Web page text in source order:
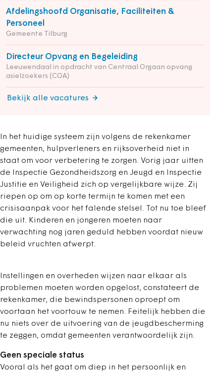
Afdelingshoofd Organisatie, Faciliteiten &
Personeel
Gemeente Tilburg
Directeur Opvang en Begeleiding
Leeuwendaal in opdracht van Centraal Orgaan opvang
asielzoekers (COA)
Bekijk alle vacatures
In het huidige systeem zijn volgens de rekenkamer
gemeenten, hulpverleners en rijksoverheid niet in
staat om voor verbetering te zorgen. Vorig jaar uitten
de Inspectie Gezondheidszorg en Jeugd en Inspectie
Justitie en Veiligheid zich op vergelijkbare wijze. Zij
riepen op om op korte termijn te komen met een
crisisaanpak voor het falende stelsel. Tot nu toe bleef
die uit. Kinderen en jongeren moeten naar
verwachting nog jaren geduld hebben voordat nieuw
beleid vruchten afwerpt.
Instellingen en overheden wijzen naar elkaar als
problemen moeten worden opgelost, constateert de
rekenkamer, die bewindspersonen oproept om
voortaan het voortouw te nemen. Feitelijk hebben die
nu niets over de uitvoering van de jeugdbescherming
te zeggen, omdat gemeenten verantwoordelijk zijn.
Geen speciale status
Vooral als het gaat om diep in het persoonlijk en